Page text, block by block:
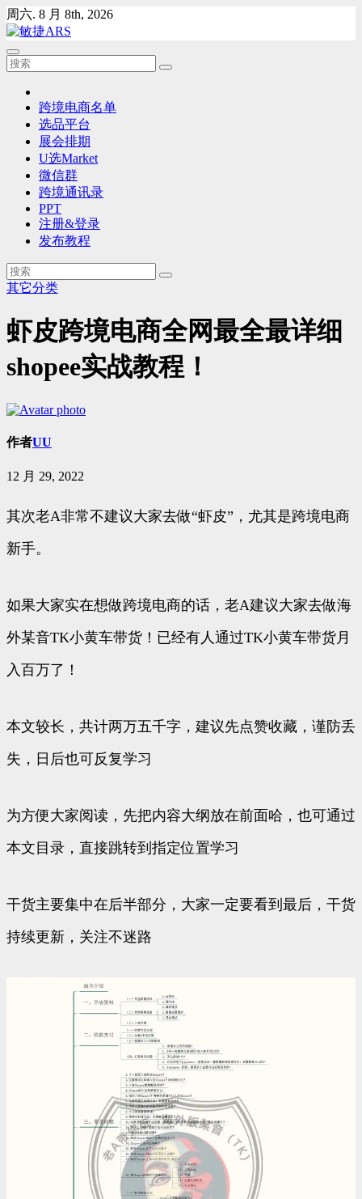
Skip
to
content
周六. 8 月 8th, 2026
跨境电商名单
选品平台
展会排期
U选Market
微信群
跨境通讯录
PPT
注册&登录
发布教程
其它分类
虾皮跨境电商全网最全最详细
shopee实战教程！
作者UU
12 月 29, 2022
其次老A非常不建议大家去做“虾皮”，尤其是跨境电商
新手。
如果大家实在想做跨境电商的话，老A建议大家去做海
外某音TK小黄车带货！已经有人通过TK小黄车带货月
入百万了！
本文较长，共计两万五千字，建议先点赞收藏，谨防丢
失，日后也可反复学习
为方便大家阅读，先把内容大纲放在前面哈，也可通过
本文目录，直接跳转到指定位置学习
干货主要集中在后半部分，大家一定要看到最后，干货
持续更新，关注不迷路